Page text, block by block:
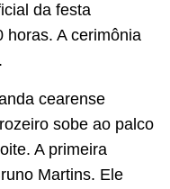
da festa
horas. A cerimônia
cearense
sobe ao palco
A primeira
Martins. Ele